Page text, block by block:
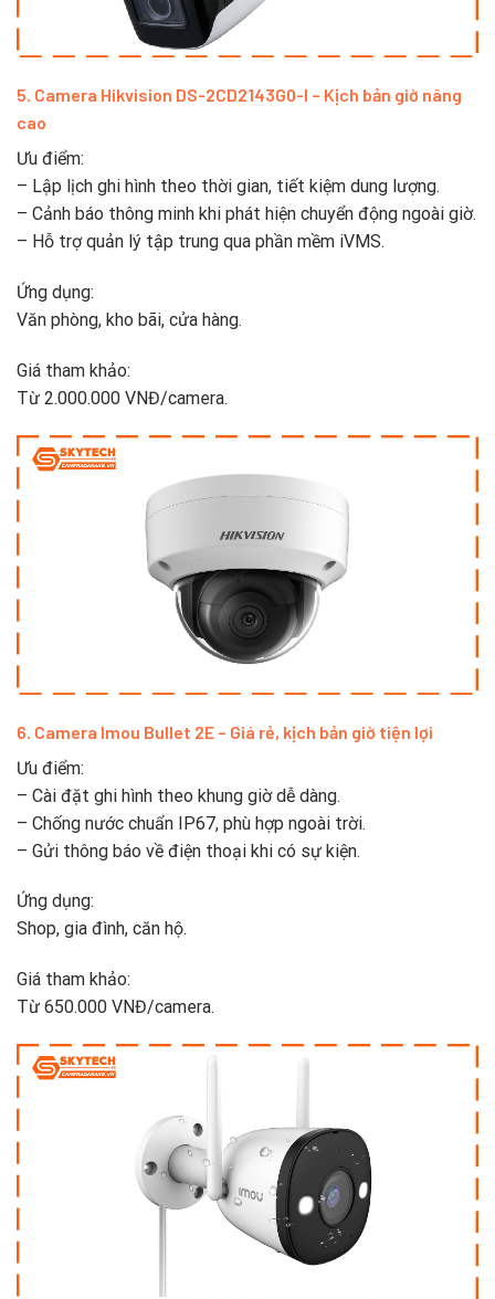
5. Camera Hikvision DS-2CD2143G0-I – Kịch bản giờ nâng
cao
Ưu điểm:
– Lập lịch ghi hình theo thời gian, tiết kiệm dung lượng.
– Cảnh báo thông minh khi phát hiện chuyển động ngoài giờ.
– Hỗ trợ quản lý tập trung qua phần mềm iVMS.
Ứng dụng:
Văn phòng, kho bãi, cửa hàng.
Giá tham khảo:
Từ 2.000.000 VNĐ/camera.
6. Camera Imou Bullet 2E – Giá rẻ, kịch bản giờ tiện lợi
Ưu điểm:
– Cài đặt ghi hình theo khung giờ dễ dàng.
– Chống nước chuẩn IP67, phù hợp ngoài trời.
– Gửi thông báo về điện thoại khi có sự kiện.
Ứng dụng:
Shop, gia đình, căn hộ.
Giá tham khảo:
Từ 650.000 VNĐ/camera.